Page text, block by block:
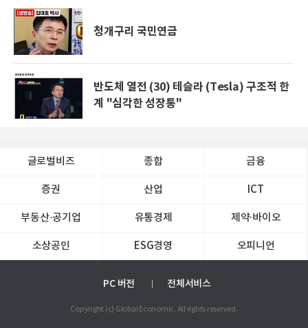
청개구리 국민연금
반도체 열전 (30) 테슬라 (Tesla) 구조적 한
계 "심각한 성장통"
글로벌비즈 종합 금융
증권 산업 ICT
부동산·공기업 유통경제 제약∙바이오
소상공인 ESG경영 오피니언
PC 버전 전체서비스
Copyright (c) Global Economic. All rights reserved.